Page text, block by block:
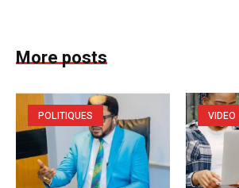
More posts
POLITIQUES VIDEO